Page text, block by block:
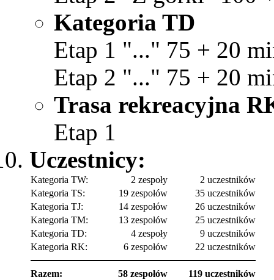
Kategoria TD
Etap 1 "..." 75 + 20
Etap 2 "..." 75 + 20
Trasa rekreacyjna
Etap 1
Uczestnicy:
Kategoria TW: 2 zespoły
2 uczestników
Kategoria TS:
19 zespołów
35 uczestników
Kategoria TJ:
14 zespołów
26 uczestników
Kategoria TM:
13 zespołów
25 uczestników
Kategoria TD:
4 zespoły
9 uczestników
Kategoria RK:
6 zespołów 22 uczestników
Razem: 58 zespołów 119 uczestników